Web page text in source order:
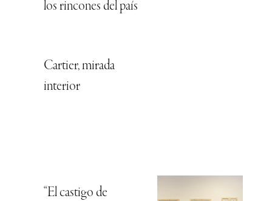
los rincones del país
Cartier, mirada
interior
“El castigo de